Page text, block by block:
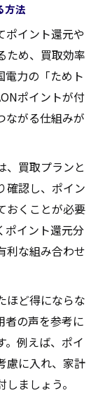
方法
ポイント還元や
ため、買取効率
電力の「ためト
ポイントが付
ながる仕組みが
、買取プランと
確認し、ポイン
おくことが必要
ポイント還元分
利な組み合わせ
ほど得にならな
者の声を参考に
。例えば、ポイ
慮に入れ、家計
ましょう。